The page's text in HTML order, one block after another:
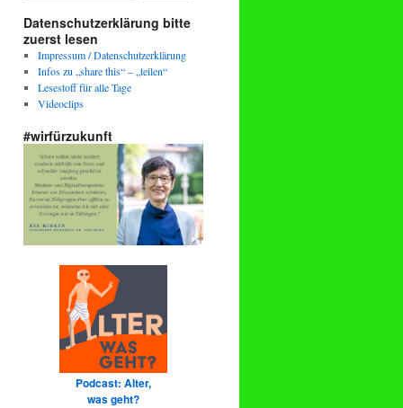
Datenschutzerklärung bitte
zuerst lesen
Impressum / Datenschutzerklärung
Infos zu „share this“ – „teilen“
Lesestoff für alle Tage
Videoclips
#wirfürzukunft
Podcast: Alter,
was geht?